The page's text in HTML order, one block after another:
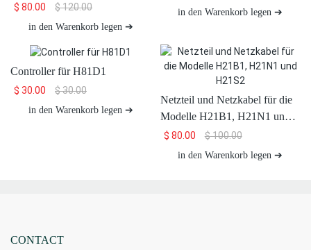
$ 80.00 $120.00
in den Warenkorb legen ➔
in den Warenkorb legen ➔
Controller für H81D1
$ 30.00 $30.00
in den Warenkorb legen ➔
Netzteil und Netzkabel für die
Modelle H21B1, H21N1 und
H21S2
$ 80.00 $100.00
in den Warenkorb legen ➔
CONTACT